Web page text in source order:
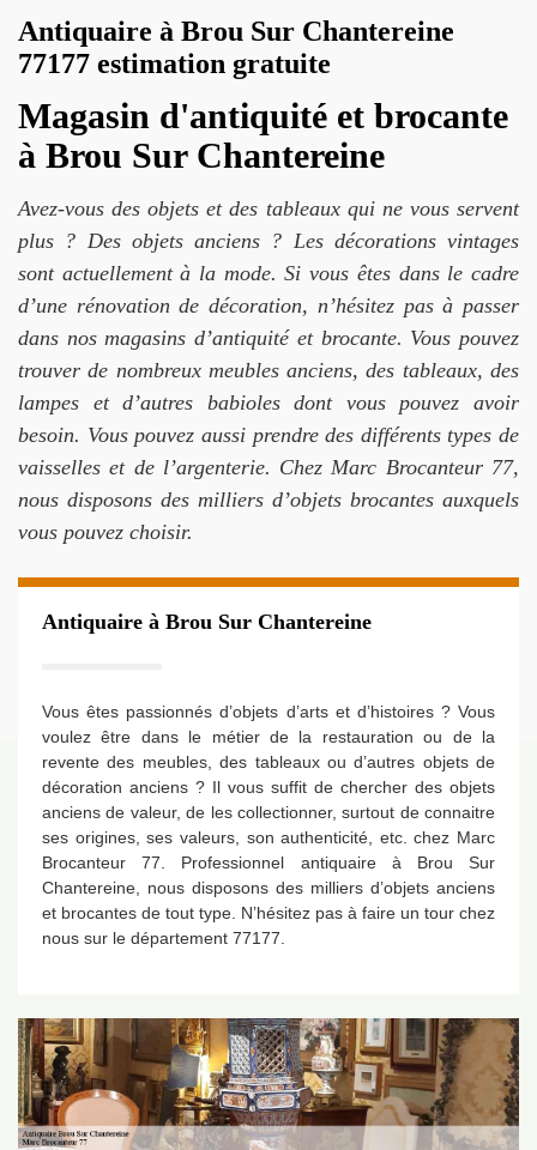
Antiquaire à Brou Sur Chantereine
77177 estimation gratuite
Magasin d'antiquité et brocante
à Brou Sur Chantereine
Avez-vous des objets et des tableaux qui ne vous servent
plus ? Des objets anciens ? Les décorations vintages
sont actuellement à la mode. Si vous êtes dans le cadre
d’une rénovation de décoration, n’hésitez pas à passer
dans nos magasins d’antiquité et brocante. Vous pouvez
trouver de nombreux meubles anciens, des tableaux, des
lampes et d’autres babioles dont vous pouvez avoir
besoin. Vous pouvez aussi prendre des différents types de
vaisselles et de l’argenterie. Chez Marc Brocanteur 77,
nous disposons des milliers d’objets brocantes auxquels
vous pouvez choisir.
Antiquaire à Brou Sur Chantereine
Vous êtes passionnés d’objets d’arts et d’histoires ? Vous
voulez être dans le métier de la restauration ou de la
revente des meubles, des tableaux ou d’autres objets de
décoration anciens ? Il vous suffit de chercher des objets
anciens de valeur, de les collectionner, surtout de connaitre
ses origines, ses valeurs, son authenticité, etc. chez Marc
Brocanteur 77. Professionnel antiquaire à Brou Sur
Chantereine, nous disposons des milliers d’objets anciens
et brocantes de tout type. N’hésitez pas à faire un tour chez
nous sur le département 77177.